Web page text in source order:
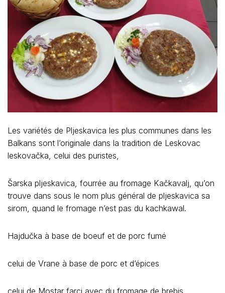
Les variétés de Pljeskavica les plus communes dans les
Balkans sont l’originale dans la tradition de Leskovac
leskovačka, celui des puristes,
Šarska pljeskavica, fourrée au fromage Kačkavalj, qu’on
trouve dans sous le nom plus général de pljeskavica sa
sirom, quand le fromage n’est pas du kachkawal.
Hajdučka à base de boeuf et de porc fumé
celui de Vrane à base de porc et d’épices